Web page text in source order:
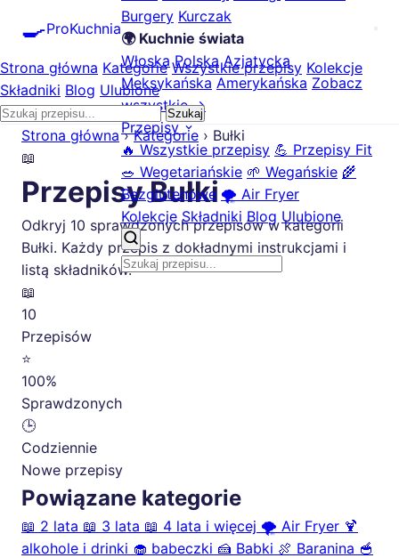
🍳ProKuchnia
Burgery Kurczak
🌍 Kuchnie świata
Włoska Polska Azjatycka
Meksykańska Amerykańska Zobacz
wszystkie →
Przepisy
🔥 Wszystkie przepisy 💪 Przepisy Fit
🥗 Wegetariańskie 🌱 Wegańskie 🌾
Bezglutenowe 🌪️ Air Fryer
Kolekcje Składniki Blog Ulubione
Strona główna Kategorie Wszystkie przepisy Kolekcje
Składniki Blog Ulubione
Szukaj
Strona główna › Kategorie › Bułki
📖
Przepisy Bułki
Odkryj 10 sprawdzonych przepisów w kategorii
Bułki. Każdy przepis z dokładnymi instrukcjami i
listą składników.
📖
10
Przepisów
⭐
100%
Sprawdzonych
🕒
Codziennie
Nowe przepisy
Powiązane kategorie
📖 2 lata 📖 3 lata 📖 4 lata i więcej 🌪️ Air Fryer 🍹
alkohole i drinki 🧁 babeczki 🍰 Babki 🍖 Baranina 🥣